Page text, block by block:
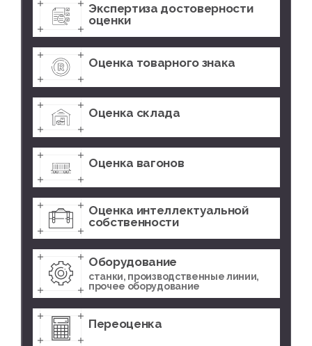
Экспертиза достоверности
оценки
Оценка товарного знака
Оценка склада
Оценка вагонов
Оценка интеллектуальной
собственности
Оборудование
станки, производственные линии,
прочее оборудование
Переоценка